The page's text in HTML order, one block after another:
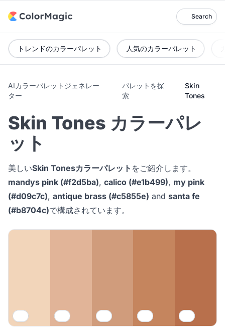
Search
トレンドのカラーパレット 人気のカラーパレット
AIカラーパレットジェネレー
ター
パレットを探
索
Skin
Tones
Skin Tones カラーパレ
ット
美しいSkin Tonesカラーパレット をご紹介します。
mandys pink (#f2d5ba), calico (#e1b499), my pink
(#d09c7c), antique brass (#c5855e) and santa fe
(#b8704c)で構成されています。